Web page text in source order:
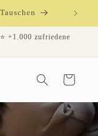
+1.000 zufriedene
Warenkorb